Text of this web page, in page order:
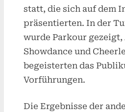
statt, die sich auf dem
präsentierten. In der
wurde Parkour
Showdance und
begeisterten das
Vorführungen.
Die Ergebnisse der